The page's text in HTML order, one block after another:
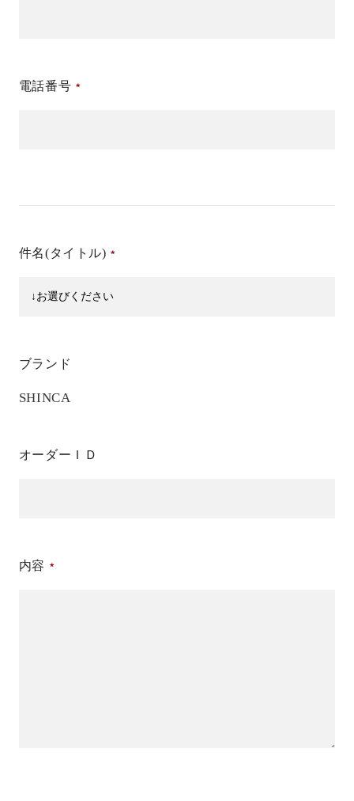
電話番号
件名(タイトル)
ブランド
SHINCA
オーダーＩＤ
内容